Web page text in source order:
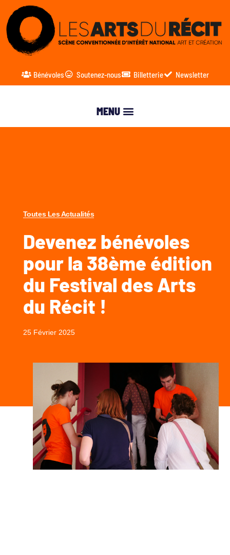
Bénévoles Soutenez-nous Billetterie Newsletter
Toutes Les Actualités
Devenez bénévoles
pour la 38ème édition
du Festival des Arts
du Récit !
25 Février 2025